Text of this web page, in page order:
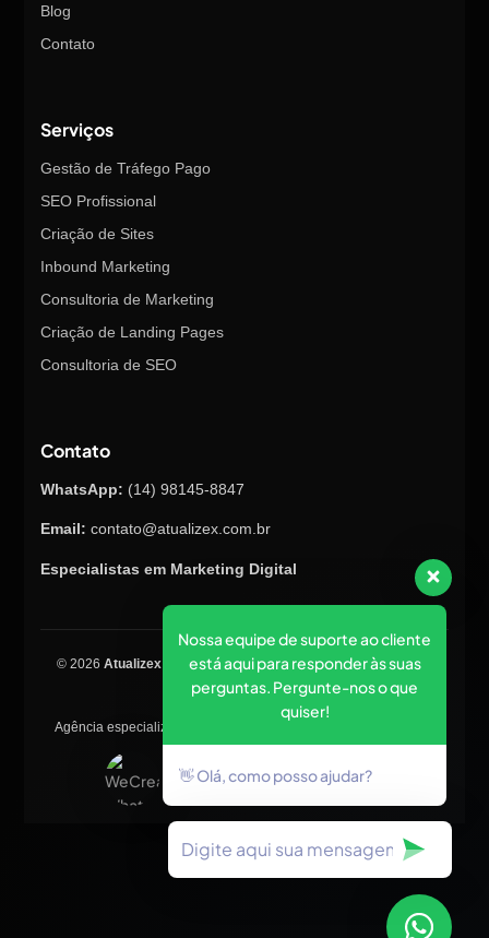
Blog
Contato
Serviços
Gestão de Tráfego Pago
SEO Profissional
Criação de Sites
Inbound Marketing
Consultoria de Marketing
Criação de Landing Pages
Consultoria de SEO
Contato
WhatsApp: (14) 98145-8847
Email: contato@atualizex.com.br
Especialistas em Marketing Digital
© 2026 Atualizex Marketing & Performance. Todos os direitos
reservados.
Agência especializada em SEO, criação de sites, tráfego pago e
Nossa equipe de suporte ao cliente
está aqui para responder às suas
perguntas. Pergunte-nos o que
quiser!
👋 Olá, como posso ajudar?